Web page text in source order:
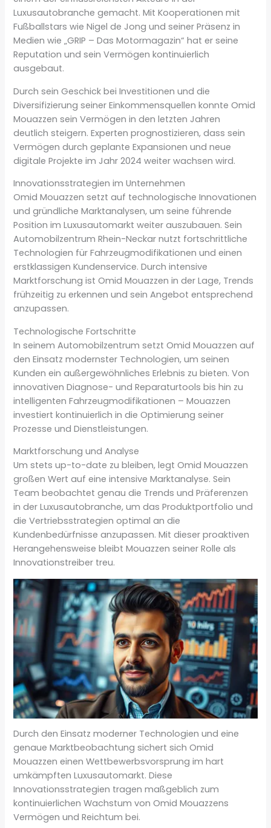
Luxusautobranche gemacht. Mit Kooperationen mit
Fußballstars wie Nigel de Jong und seiner Präsenz in
Medien wie „GRIP – Das Motormagazin“ hat er seine
Reputation und sein Vermögen kontinuierlich
ausgebaut.
Durch sein Geschick bei Investitionen und die
Diversifizierung seiner Einkommensquellen konnte Omid
Mouazzen sein Vermögen in den letzten Jahren
deutlich steigern. Experten prognostizieren, dass sein
Vermögen durch geplante Expansionen und neue
digitale Projekte im Jahr 2024 weiter wachsen wird.
Innovationsstrategien im Unternehmen
Omid Mouazzen setzt auf technologische Innovationen
und gründliche Marktanalysen, um seine führende
Position im Luxusautomarkt weiter auszubauen. Sein
Automobilzentrum Rhein-Neckar nutzt fortschrittliche
Technologien für Fahrzeugmodifikationen und einen
erstklassigen Kundenservice. Durch intensive
Marktforschung ist Omid Mouazzen in der Lage, Trends
frühzeitig zu erkennen und sein Angebot entsprechend
anzupassen.
Technologische Fortschritte
In seinem Automobilzentrum setzt Omid Mouazzen auf
den Einsatz modernster Technologien, um seinen
Kunden ein außergewöhnliches Erlebnis zu bieten. Von
innovativen Diagnose- und Reparaturtools bis hin zu
intelligenten Fahrzeugmodifikationen – Mouazzen
investiert kontinuierlich in die Optimierung seiner
Prozesse und Dienstleistungen.
Marktforschung und Analyse
Um stets up-to-date zu bleiben, legt Omid Mouazzen
großen Wert auf eine intensive Marktanalyse. Sein
Team beobachtet genau die Trends und Präferenzen
in der Luxusautobranche, um das Produktportfolio und
die Vertriebsstrategien optimal an die
Kundenbedürfnisse anzupassen. Mit dieser proaktiven
Herangehensweise bleibt Mouazzen seiner Rolle als
Innovationstreiber treu.
Durch den Einsatz moderner Technologien und eine
genaue Marktbeobachtung sichert sich Omid
Mouazzen einen Wettbewerbsvorsprung im hart
umkämpften Luxusautomarkt. Diese
Innovationsstrategien tragen maßgeblich zum
kontinuierlichen Wachstum von Omid Mouazzens
Vermögen und Reichtum bei.